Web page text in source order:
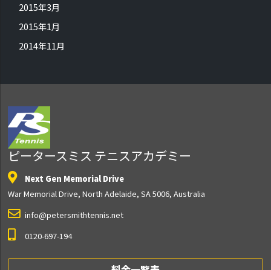
2015年3月
2015年1月
2014年11月
ピータースミス テニスアカデミー
Next Gen Memorial Drive
War Memorial Drive, North Adelaide, SA 5006, Australia
info@petersmithtennis.net
0120-697-194